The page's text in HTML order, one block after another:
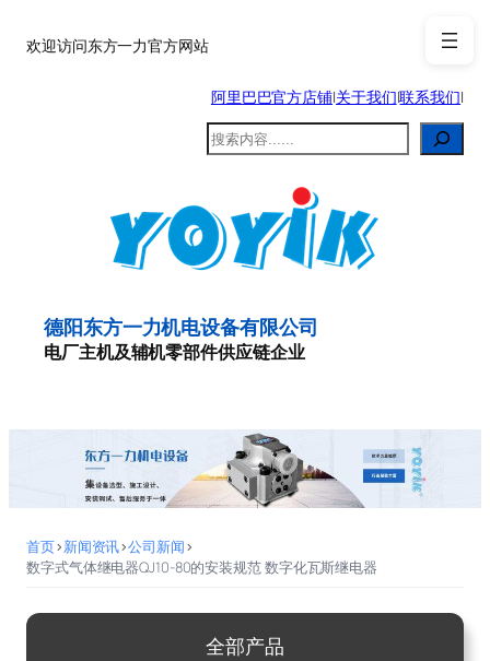
至欢迎访问东方一力官方网站
阿里巴巴官方店铺|关于我们|联系我们|
搜
索
德阳东方一力机电设备有限公司
电厂主机及辅机零部件供应链企业
首页>新闻资讯>公司新闻>
数字式气体继电器QJ10-80的安装规范 数字化瓦斯继电器
全部产品